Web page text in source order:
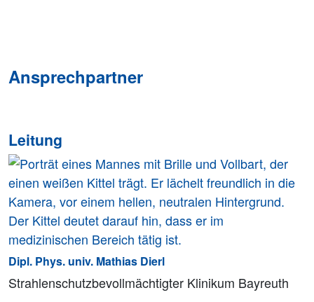
Ansprechpartner
Leitung
Dipl. Phys. univ. Mathias Dierl
Strahlenschutzbevollmächtigter Klinikum Bayreuth